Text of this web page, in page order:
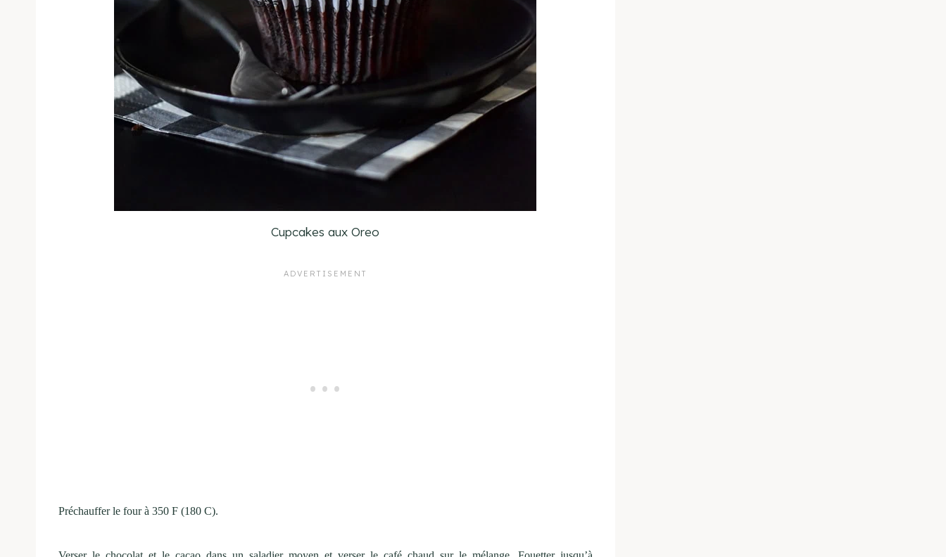
Cupcakes aux Oreo
Préchauffer le four à 350 F (180 C).